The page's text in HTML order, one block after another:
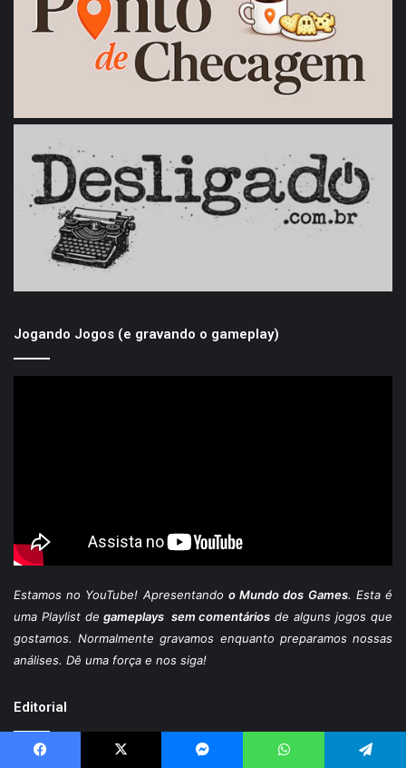
Jogando Jogos (e gravando o gameplay)
Estamosno YouTube! Apresentando o Mundo dos Games. Esta é
uma Playlist de gameplays sem comentários de alguns jogos que
gostamos. Normalmente gravamos enquanto preparamos nossas
análises. Dê uma força e nos siga!
Editorial